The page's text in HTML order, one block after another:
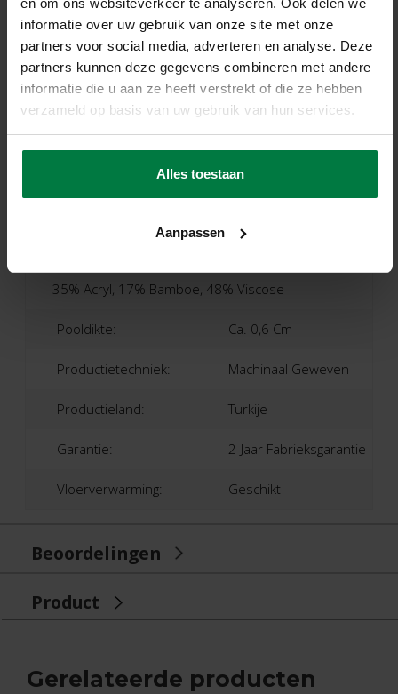
informatie over uw gebruik van onze site met onze
partners voor social media, adverteren en analyse. Deze
partners kunnen deze gegevens combineren met andere
informatie die u aan ze heeft verstrekt of die ze hebben
verzameld op basis van uw gebruik van hun services.
Alles toestaan
Aanpassen
Beoordelingen
Product
Specificaties
Safi
35% Acryl, 17% Bamboe, 48% Viscose
Pooldikte: Ca. 0,6 Cm
Productietechniek: Machinaal Geweven
Productieland: Turkije
Garantie: 2-Jaar Fabrieksgarantie
Vloerverwarming: Geschikt
Gerelateerde producten